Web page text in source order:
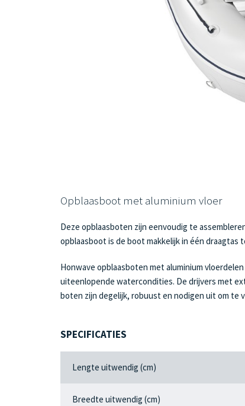
Opblaasboot met aluminium vloer
Deze opblaasboten zijn eenvoudig te
opblaasboot is de boot makkelijk in één draagtas
Honwave opblaasboten met aluminium
uiteenlopende watercondities. De drijvers met
boten zijn degelijk, robuust en nodigen uit om te
SPECIFICATIES
Lengte uitwendig (cm)
Breedte uitwendig (cm)